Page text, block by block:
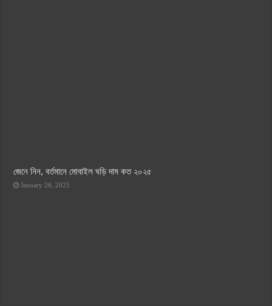
জেনে নিন, বর্তমানে মোবাইল ঘড়ি দাম কত ২০২৫
January 26, 2025